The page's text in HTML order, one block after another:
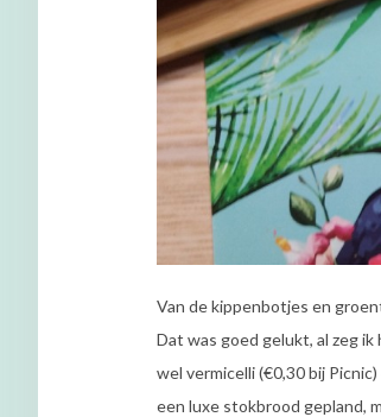
Van de kippenbotjes en
Dat was goed gelukt, al zeg
wel vermicelli (€0,30 bij
een luxe stokbrood gepland,